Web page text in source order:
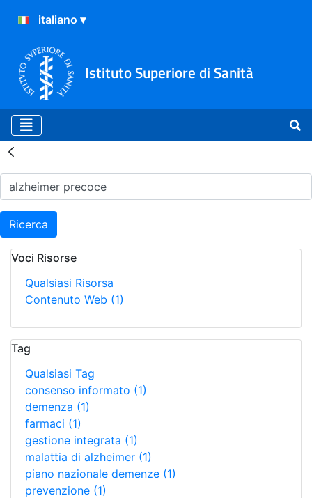
Istituto Superiore di Sanità
Risultati della Ricerca -
Ricerca
Voci Risorse
Qualsiasi Risorsa
Contenuto Web (1)
Tag
Qualsiasi Tag
consenso informato (1)
demenza (1)
farmaci (1)
gestione integrata (1)
malattia di alzheimer (1)
piano nazionale demenze (1)
prevenzione (1)